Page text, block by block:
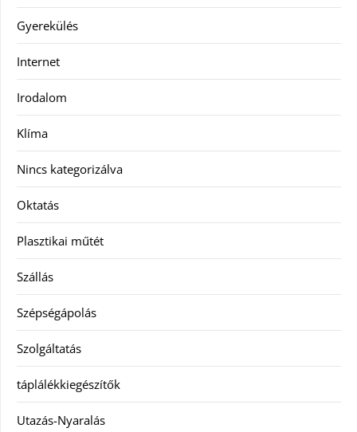
Gyerekülés
Internet
Irodalom
Klíma
Nincs kategorizálva
Oktatás
Plasztikai műtét
Szállás
Szépségápolás
Szolgáltatás
táplálékkiegészítők
Utazás-Nyaralás